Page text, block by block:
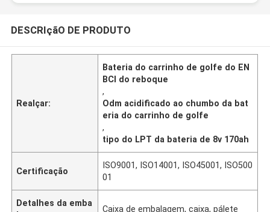
DESCRIçãO DE PRODUTO
Realçar:
Bateria do carrinho de golfe do EN
BCI do reboque
,
Odm acidificado ao chumbo da bat
eria do carrinho de golfe
,
tipo do LPT da bateria de 8v 170ah
Certificação
ISO9001, ISO14001, ISO45001, ISO500
01
Detalhes da emba
Caixa de embalagem, caixa, pálete